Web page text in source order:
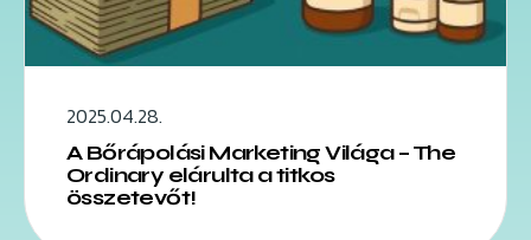
2025.04.28.
A Bőrápolási Marketing Világa – The
Ordinary elárulta a titkos
összetevőt!